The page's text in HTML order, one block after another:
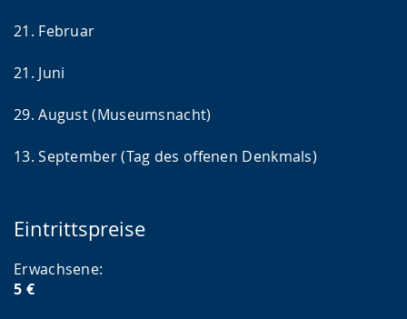
21. Februar
21. Juni
29. August (Museumsnacht)
13. September (Tag des offenen Denkmals)
Eintrittspreise
Erwachsene:
5 €